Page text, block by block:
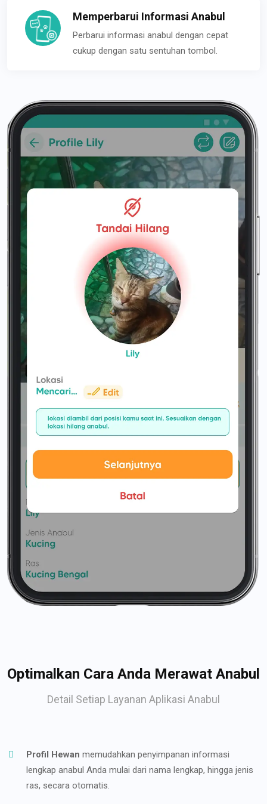
Memperbarui Informasi Anabul
Perbarui informasi anabul dengan cepat
cukup dengan satu sentuhan tombol.
Optimalkan Cara Anda Merawat Anabul
Detail Setiap Layanan Aplikasi Anabul
Profil Hewan memudahkan penyimpanan informasi
lengkap anabul Anda mulai dari nama lengkap, hingga jenis
ras, secara otomatis.